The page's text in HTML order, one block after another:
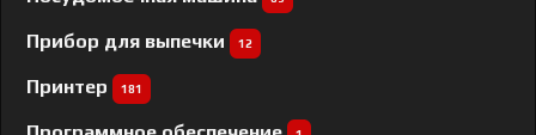
Прибор для выпечки 12
Принтер 181